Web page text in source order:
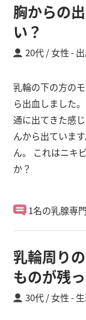
胸からの
い？
20代 / 女性
乳輪の下の方の
ら出血しました
通に出てきた感
んから出ていま
ん。 これはニキ
か？
1名の乳腺専
乳輪周り
ものが残っ
30代 / 女性